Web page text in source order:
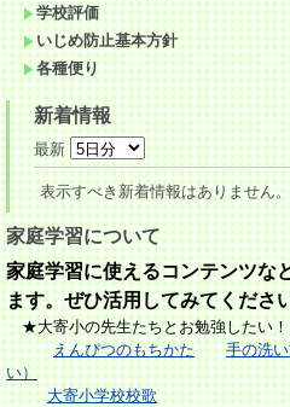
学校評価
いじめ防止基本方針
各種便り
新着情報
最新
表示すべき新着情報はありません。
家庭学習について
家庭学習に使えるコンテンツな
ます。ぜひ活用してみてくださ
★大寄小の先生たちとお勉強したい！
えんぴつのもちかた
手の洗
い）
大寄小学校校歌